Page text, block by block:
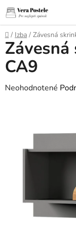
Prejsť
na
obsah
Domov
/ Izba / Závesná
Závesná
CA9
Priemerné
Neohodnotené